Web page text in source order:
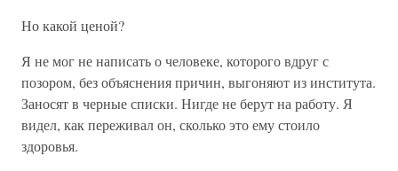
Но какой ценой?
Я не мог не написать о человеке, которого вдруг с
позором, без объяснения причин, выгоняют из института.
Заносят в черные списки. Нигде не берут на работу. Я
видел, как переживал он, сколько это ему стоило
здоровья.